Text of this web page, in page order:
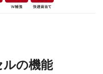
の機能